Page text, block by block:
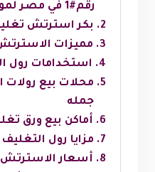
رقم#1 في مصر لمواد التعبئة والتغليف
بكر استرتش
مميزات
استخدامات رول
محلات بيع
جمله
أماكن بيع ورق
مزايا رول
أسعار